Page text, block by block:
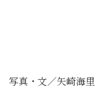
写真・文／矢崎海里